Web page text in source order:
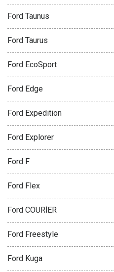
Ford Taunus
Ford Taurus
Ford EcoSport
Ford Edge
Ford Expedition
Ford Explorer
Ford F
Ford Flex
Ford COURİER
Ford Freestyle
Ford Kuga